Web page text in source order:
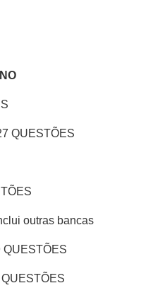
QUESTÕES
outras bancas
QUESTÕES